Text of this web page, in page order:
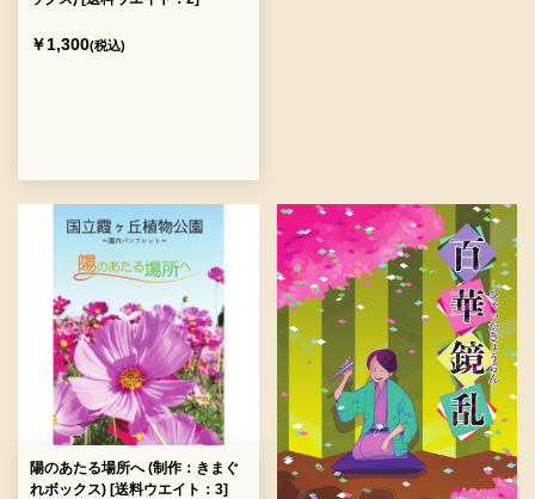
￥1,300(税込)
陽のあたる場所へ (制作：きまぐ
れボックス) [送料ウエイト：3]